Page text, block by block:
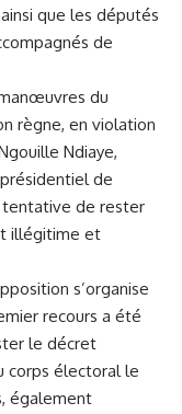
que les députés
de
du
règne, en violation
Ndiaye,
de
tentative de rester
illégitime et
s’organise
recours a été
le décret
corps électoral le
également